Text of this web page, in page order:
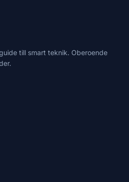
till smart teknik. Oberoende